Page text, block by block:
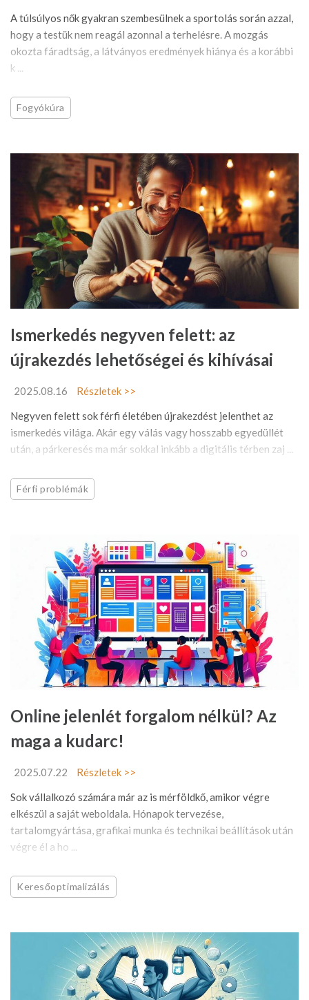
A túlsúlyos nők gyakran szembesülnek a sportolás során azzal,
hogy a testük nem reagál azonnal a terhelésre. A mozgás
okozta fáradtság, a látványos eredmények hiánya és a korábbi
k ...
Fogyókúra
Ismerkedés negyven felett: az
újrakezdés lehetőségei és kihívásai
2025.08.16
Részletek >>
Negyven felett sok férfi életében újrakezdést jelenthet az
ismerkedés világa. Akár egy válás vagy hosszabb egyedüllét
után, a párkeresés ma már sokkal inkább a digitális térben zaj ...
Férfi problémák
Online jelenlét forgalom nélkül? Az
maga a kudarc!
2025.07.22
Részletek >>
Sok vállalkozó számára már az is mérföldkő, amikor végre
elkészül a saját weboldala. Hónapok tervezése,
tartalomgyártása, grafikai munka és technikai beállítások után
végre él a ho ...
Keresőoptimalizálás